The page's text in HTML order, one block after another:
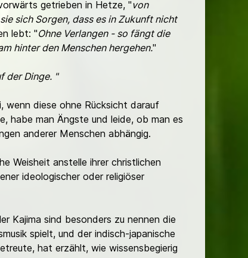
getrieben in Hetze, "von
sich Sorgen, dass es in Zukunft nicht
lebt: "Ohne Verlangen - so fängt die
hinter den Menschen hergehen."
der Dinge. "
wenn diese ohne Rücksicht darauf
habe man Ängste und leide, ob man es
anderer Menschen abhängig.
Weisheit anstelle ihrer christlichen
ideologischer oder religiöser
Kajima sind besonders zu nennen die
spielt, und der indisch-japanische
hat erzählt, wie wissensbegierig